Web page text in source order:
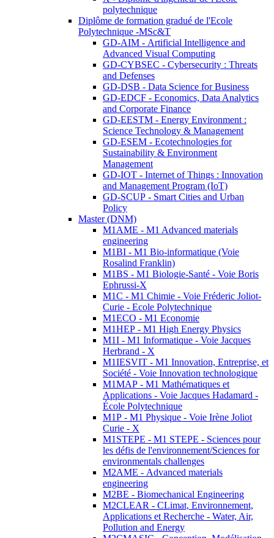
polytechnique
Diplôme de formation gradué de l'Ecole
Polytechnique -MSc&T
GD-AIM - Artificial Intelligence and
Advanced Visual Computing
GD-CYBSEC - Cybersecurity : Threats
and Defenses
GD-DSB - Data Science for Business
GD-EDCF - Economics, Data Analytics
and Corporate Finance
GD-EESTM - Energy Environment :
Science Technology & Management
GD-ESEM - Ecotechnologies for
Sustainability & Environment
Management
GD-IOT - Internet of Things : Innovation
and Management Program (IoT)
GD-SCUP - Smart Cities and Urban
Policy
Master (DNM)
M1AME - M1 Advanced materials
engineering
M1BI - M1 Bio-informatique (Voie
Rosalind Franklin)
M1BS - M1 Biologie-Santé - Voie Boris
Ephrussi-X
M1C - M1 Chimie - Voie Fréderic Joliot-
Curie - Ecole Polytechnique
M1ECO - M1 Economie
M1HEP - M1 High Energy Physics
M1I - M1 Informatique - Voie Jacques
Herbrand - X
M1IESVIT - M1 Innovation, Entreprise, et
Société - Voie Innovation technologique
M1MAP - M1 Mathématiques et
Applications - Voie Jacques Hadamard -
École Polytechnique
M1P - M1 Physique - Voie Irène Joliot
Curie - X
M1STEPE - M1 STEPE - Sciences pour
les défis de l'environnement/Sciences for
environmentals challenges
M2AME - Advanced materials
engineering
M2BE - Biomechanical Engineering
M2CLEAR - CLimat, Environnement,
Applications et Recherche - Water, Air,
Pollution and Energy